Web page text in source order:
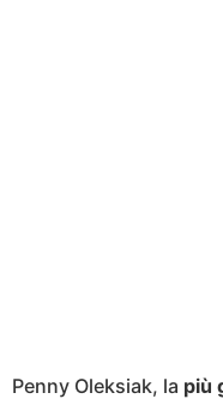
Penny Oleksiak, la più